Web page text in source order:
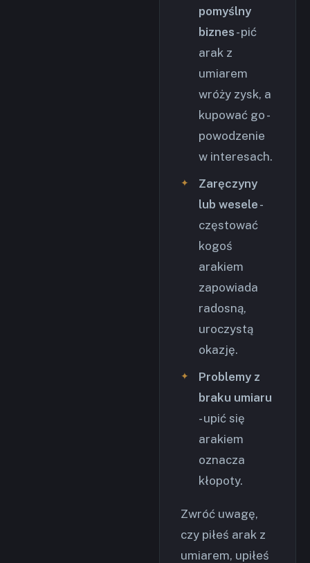
pomyślny
biznes - pić
arak z
umiarem
wróży zysk, a
kupować go -
powodzenie
w interesach.
Zaręczyny
lub wesele -
częstować
kogoś
arakiem
zapowiada
radosną,
uroczystą
okazję.
Problemy z
braku umiaru
- upić się
arakiem
oznacza
kłopoty.
Zwróć uwagę,
czy piłeś arak z
umiarem, upiłeś